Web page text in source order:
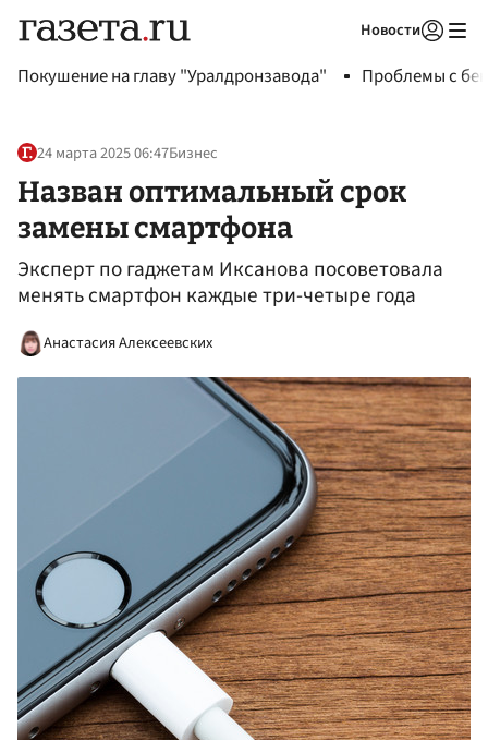
Новости
Покушение на главу "Уралдронзавода" Проблемы с
24 марта 2025 06:47Бизнес
Назван оптимальный срок
замены смартфона
Эксперт по гаджетам Иксанова посоветовала
менять смартфон каждые три-четыре года
Анастасия Алексеевских